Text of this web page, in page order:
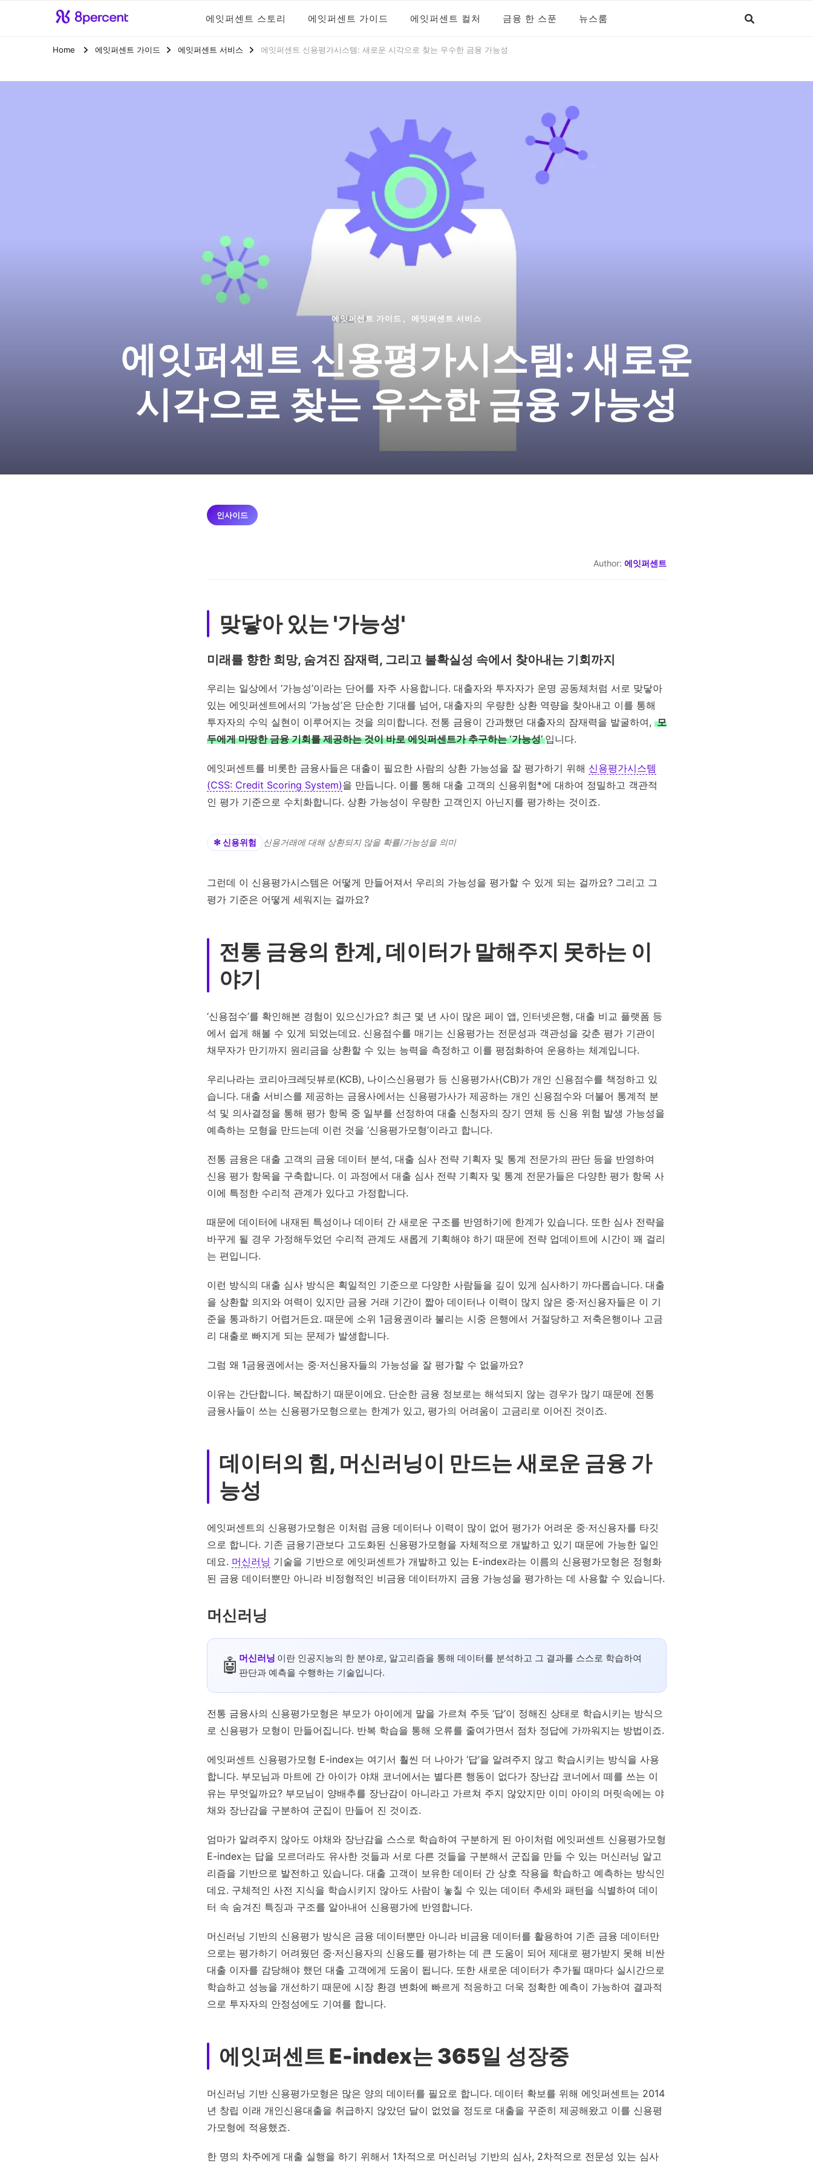
에잇퍼센트 공식 블로그
맞닿아 펼쳐진 금융 가능성, 에잇퍼센트 공식 블로그
에잇퍼센트 스토리 에잇퍼센트 가이드 에잇퍼센트 컬처 금융 한 스푼 뉴스룸
Home 에잇퍼센트 가이드 에잇퍼센트 서비스 에잇퍼센트 신용평가시스템: 새로운 시각으로 찾는 우수한 금융 가능성
에잇퍼센트 가이드 에잇퍼센트 서비스
에잇퍼센트 신용평가시스템: 새로운
시각으로 찾는 우수한 금융 가능성
인사이드
Author: 에잇퍼센트
맞닿아 있는 '가능성'
미래를 향한 희망, 숨겨진 잠재력, 그리고 불확실성 속에서 찾아내는 기회까지
우리는 일상에서 ‘가능성’이라는 단어를 자주 사용합니다. 대출자와 투자자가 운명 공동체처럼 서로 맞닿아
있는 에잇퍼센트에서의 ‘가능성’은 단순한 기대를 넘어, 대출자의 우량한 상환 역량을 찾아내고 이를 통해
투자자의 수익 실현이 이루어지는 것을 의미합니다. 전통 금융이 간과했던 대출자의 잠재력을 발굴하여, 모
두에게 마땅한 금융 기회를 제공하는 것이 바로 에잇퍼센트가 추구하는 ‘가능성’ 입니다.
에잇퍼센트를 비롯한 금융사들은 대출이 필요한 사람의 상환 가능성을 잘 평가하기 위해 신용평가시스템
(CSS: Credit Scoring System)을 만듭니다. 이를 통해 대출 고객의 신용위험*에 대하여 정밀하고 객관적
인 평가 기준으로 수치화합니다. 상환 가능성이 우량한 고객인지 아닌지를 평가하는 것이죠.
✻ 신용위험 신용거래에 대해 상환되지 않을 확률/가능성을 의미
그런데 이 신용평가시스템은 어떻게 만들어져서 우리의 가능성을 평가할 수 있게 되는 걸까요? 그리고 그
평가 기준은 어떻게 세워지는 걸까요?
전통 금융의 한계, 데이터가 말해주지 못하는 이
야기
‘신용점수’를 확인해본 경험이 있으신가요? 최근 몇 년 사이 많은 페이 앱, 인터넷은행, 대출 비교 플랫폼 등
에서 쉽게 해볼 수 있게 되었는데요. 신용점수를 매기는 신용평가는 전문성과 객관성을 갖춘 평가 기관이
채무자가 만기까지 원리금을 상환할 수 있는 능력을 측정하고 이를 평점화하여 운용하는 체계입니다.
우리나라는 코리아크레딧뷰로(KCB), 나이스신용평가 등 신용평가사(CB)가 개인 신용점수를 책정하고 있
습니다. 대출 서비스를 제공하는 금융사에서는 신용평가사가 제공하는 개인 신용점수와 더불어 통계적 분
석 및 의사결정을 통해 평가 항목 중 일부를 선정하여 대출 신청자의 장기 연체 등 신용 위험 발생 가능성을
예측하는 모형을 만드는데 이런 것을 ‘신용평가모형’이라고 합니다.
전통 금융은 대출 고객의 금융 데이터 분석, 대출 심사 전략 기획자 및 통계 전문가의 판단 등을 반영하여
신용 평가 항목을 구축합니다. 이 과정에서 대출 심사 전략 기획자 및 통계 전문가들은 다양한 평가 항목 사
이에 특정한 수리적 관계가 있다고 가정합니다.
때문에 데이터에 내재된 특성이나 데이터 간 새로운 구조를 반영하기에 한계가 있습니다. 또한 심사 전략을
바꾸게 될 경우 가정해두었던 수리적 관계도 새롭게 기획해야 하기 때문에 전략 업데이트에 시간이 꽤 걸리
는 편입니다.
이런 방식의 대출 심사 방식은 획일적인 기준으로 다양한 사람들을 깊이 있게 심사하기 까다롭습니다. 대출
을 상환할 의지와 여력이 있지만 금융 거래 기간이 짧아 데이터나 이력이 많지 않은 중∙저신용자들은 이 기
준을 통과하기 어렵거든요. 때문에 소위 1금융권이라 불리는 시중 은행에서 거절당하고 저축은행이나 고금
리 대출로 빠지게 되는 문제가 발생합니다.
그럼 왜 1금융권에서는 중∙저신용자들의 가능성을 잘 평가할 수 없을까요?
이유는 간단합니다. 복잡하기 때문이에요. 단순한 금융 정보로는 해석되지 않는 경우가 많기 때문에 전통
금융사들이 쓰는 신용평가모형으로는 한계가 있고, 평가의 어려움이 고금리로 이어진 것이죠.
데이터의 힘, 머신러닝이 만드는 새로운 금융 가
능성
에잇퍼센트의 신용평가모형은 이처럼 금융 데이터나 이력이 많이 없어 평가가 어려운 중∙저신용자를 타깃
으로 합니다. 기존 금융기관보다 고도화된 신용평가모형을 자체적으로 개발하고 있기 때문에 가능한 일인
데요. 머신러닝 기술을 기반으로 에잇퍼센트가 개발하고 있는 E-index라는 이름의 신용평가모형은 정형화
된 금융 데이터뿐만 아니라 비정형적인 비금융 데이터까지 금융 가능성을 평가하는 데 사용할 수 있습니다.
머신러닝
️🤖 머신러닝 이란 인공지능의 한 분야로, 알고리즘을 통해 데이터를 분석하고 그 결과를 스스로 학습하여
판단과 예측을 수행하는 기술입니다.
전통 금융사의 신용평가모형은 부모가 아이에게 말을 가르쳐 주듯 ‘답’이 정해진 상태로 학습시키는 방식으
로 신용평가 모형이 만들어집니다. 반복 학습을 통해 오류를 줄여가면서 점차 정답에 가까워지는 방법이죠.
에잇퍼센트 신용평가모형 E-index는 여기서 훨씬 더 나아가 ‘답’을 알려주지 않고 학습시키는 방식을 사용
합니다. 부모님과 마트에 간 아이가 야채 코너에서는 별다른 행동이 없다가 장난감 코너에서 떼를 쓰는 이
유는 무엇일까요? 부모님이 양배추를 장난감이 아니라고 가르쳐 주지 않았지만 이미 아이의 머릿속에는 야
채와 장난감을 구분하여 군집이 만들어 진 것이죠.
엄마가 알려주지 않아도 야채와 장난감을 스스로 학습하여 구분하게 된 아이처럼 에잇퍼센트 신용평가모형
E-index는 답을 모르더라도 유사한 것들과 서로 다른 것들을 구분해서 군집을 만들 수 있는 머신러닝 알고
리즘을 기반으로 발전하고 있습니다. 대출 고객이 보유한 데이터 간 상호 작용을 학습하고 예측하는 방식인
데요. 구체적인 사전 지식을 학습시키지 않아도 사람이 놓칠 수 있는 데이터 추세와 패턴을 식별하여 데이
터 속 숨겨진 특징과 구조를 알아내어 신용평가에 반영합니다.
머신러닝 기반의 신용평가 방식은 금융 데이터뿐만 아니라 비금융 데이터를 활용하여 기존 금융 데이터만
으로는 평가하기 어려웠던 중∙저신용자의 신용도를 평가하는 데 큰 도움이 되어 제대로 평가받지 못해 비싼
대출 이자를 감당해야 했던 대출 고객에게 도움이 됩니다. 또한 새로운 데이터가 추가될 때마다 실시간으로
학습하고 성능을 개선하기 때문에 시장 환경 변화에 빠르게 적응하고 더욱 정확한 예측이 가능하여 결과적
으로 투자자의 안정성에도 기여를 합니다.
에잇퍼센트 E-index는 365일 성장중
머신러닝 기반 신용평가모형은 많은 양의 데이터를 필요로 합니다. 데이터 확보를 위해 에잇퍼센트는 2014
년 창립 이래 개인신용대출을 취급하지 않았던 달이 없었을 정도로 대출을 꾸준히 제공해왔고 이를 신용평
가모형에 적용했죠.
한 명의 차주에게 대출 실행을 하기 위해서 1차적으로 머신러닝 기반의 심사, 2차적으로 전문성 있는 심사